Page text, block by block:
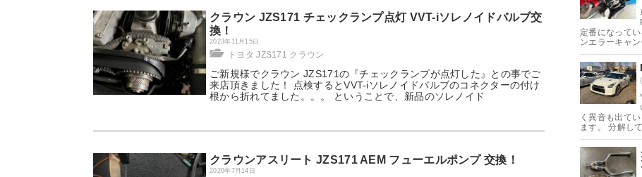
クラウン JZS171 チェックランプ点灯 VVT-iソレノイドバルブ交
換！
2023年11月15日
トヨタ JZS171 クラウン
ご新規様でクラウン JZS171の『チェックランプが点灯した』との事でご
来店頂きました！ 点検するとVVT-iソレノイドバルブのコネクターの付け
根から折れてました。。。 ということで、新品のソレノイド
クラウンアスリート JZS171 AEM フューエルポンプ 交換！
2020年7月14日
定番になって
ンエラーキャ
く異音も出て
ます。 分解し